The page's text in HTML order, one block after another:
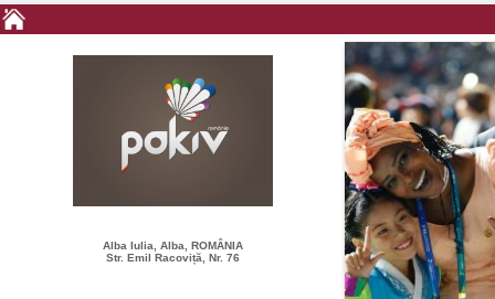
Alba Iulia, Alba, ROMÂNIA
Str. Emil Racoviță, Nr. 76